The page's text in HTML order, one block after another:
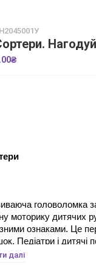
головоломка
моторику дитячих
ознаками. Це
Педіатри і
далі